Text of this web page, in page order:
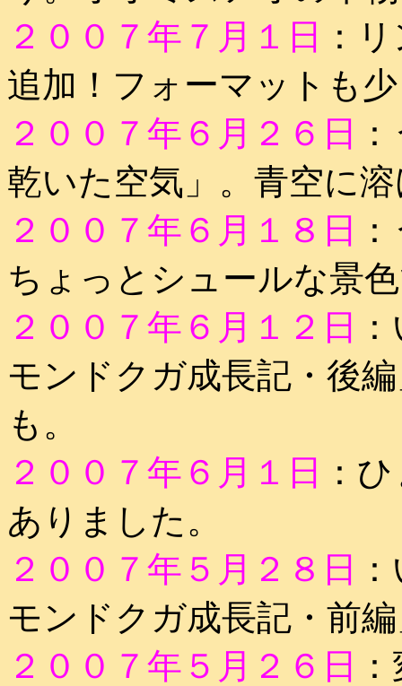
２００７年７月１日
：
追加！フォーマットも
２００７年６月２６日
乾いた空気」。青空に
２００７年６月１８日
ちょっとシュールな景
２００７年６月１２日
モンドクガ成長記・後
も。
２００７年６月１日
：
ありました。
２００７年５月２８日
モンドクガ成長記・前
２００７年５月２６日